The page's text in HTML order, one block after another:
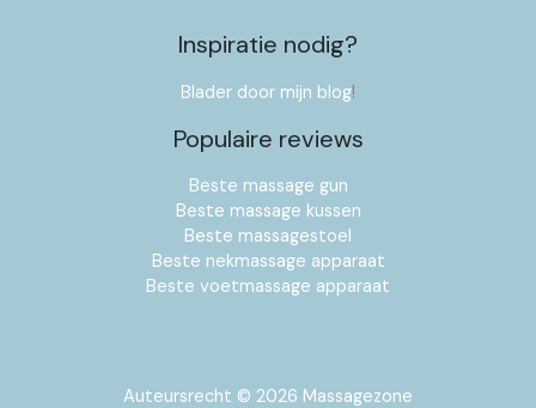
Inspiratie nodig?
Blader door mijn blog!
Populaire reviews
Beste massage gun
Beste massage kussen
Beste massagestoel
Beste nekmassage apparaat
Beste voetmassage apparaat
Auteursrecht © 2026 Massagezone